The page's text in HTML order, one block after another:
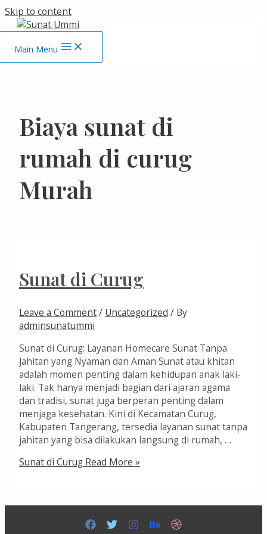
Skip to content
Main Menu
Biaya sunat di
rumah di curug
Murah
Sunat di Curug
Leave a Comment/ Uncategorized / By
adminsunatummi
Sunat di Curug: Layanan Homecare Sunat Tanpa
Jahitan yang Nyaman dan Aman Sunat atau khitan
adalah momen penting dalam kehidupan anak laki-
laki. Tak hanya menjadi bagian dari ajaran agama
dan tradisi, sunat juga berperan penting dalam
menjaga kesehatan. Kini di Kecamatan Curug,
Kabupaten Tangerang, tersedia layanan sunat tanpa
jahitan yang bisa dilakukan langsung di rumah, …
Sunat di CurugRead More »